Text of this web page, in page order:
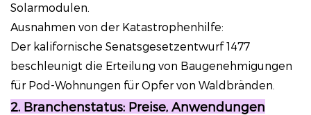
Solarmodulen.
Ausnahmen von der Katastrophenhilfe:
Der kalifornische Senatsgesetzentwurf 1477
beschleunigt die Erteilung von Baugenehmigungen
für Pod-Wohnungen für Opfer von Waldbränden.
2. Branchenstatus: Preise, Anwendungen